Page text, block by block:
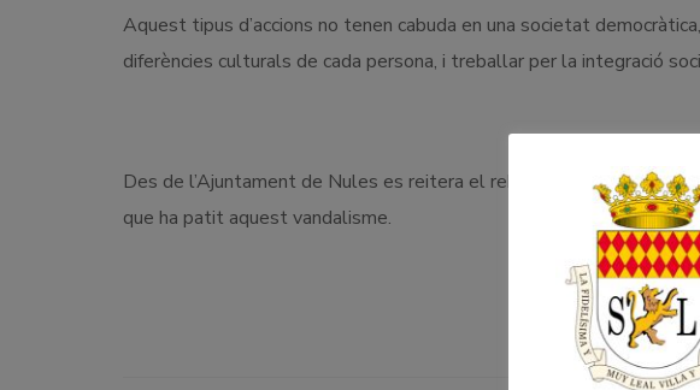
Aquest tipus d’accions no tenen cabuda en una societat
diferències culturals de cada persona, i treballar per la integració
Des de l’Ajuntament de Nules es reitera el rebuig més contundent
que ha patit aquest vandalisme.